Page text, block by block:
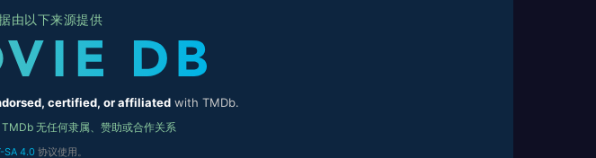
由以下来源提供
certified, or affiliated with TMDb.
无任何隶属、赞助或合作关系
SA 4.0协议使用。